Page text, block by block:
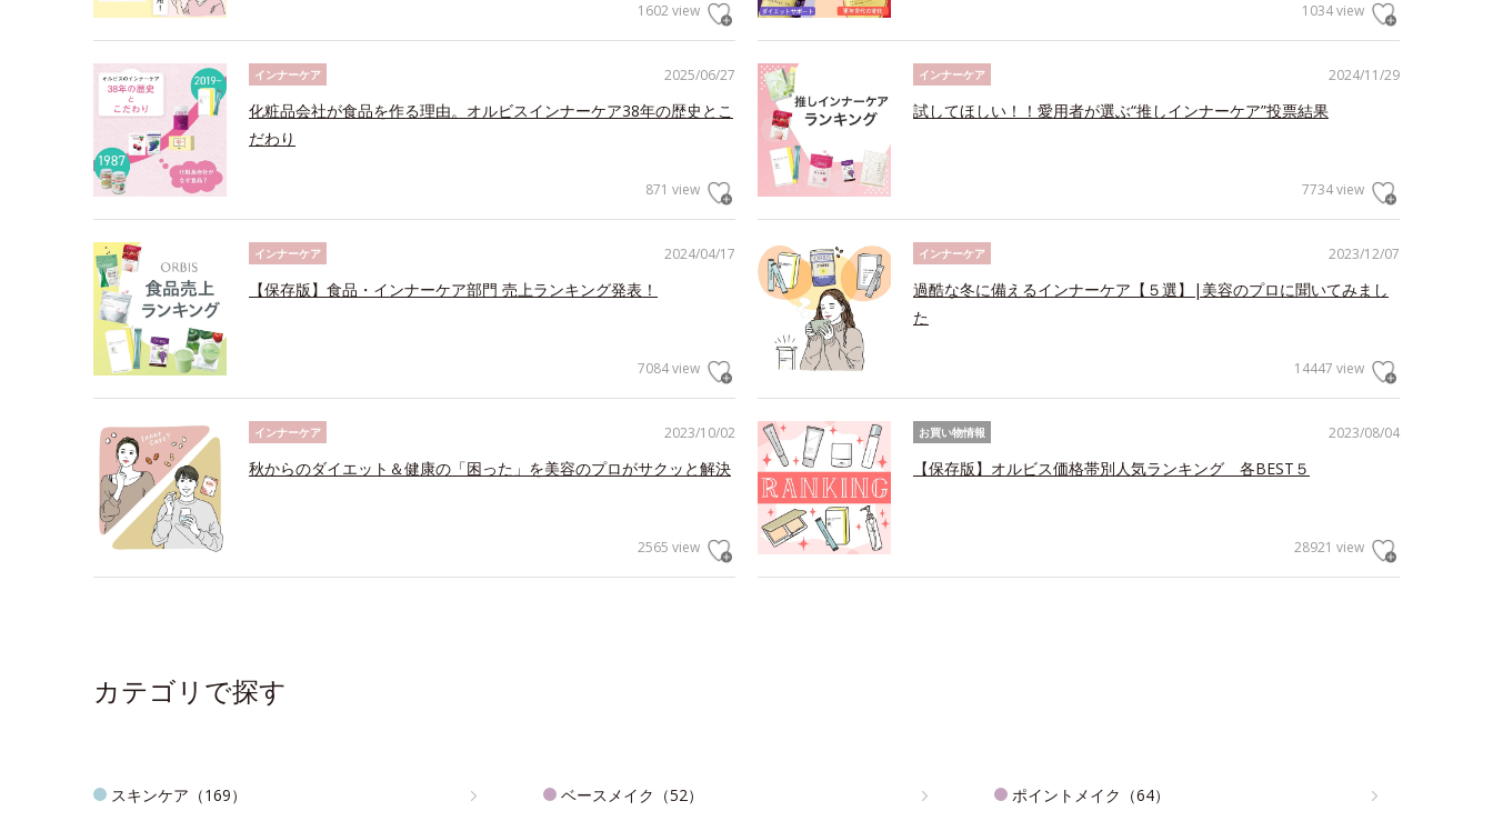
1602 view 1034 view
2025/06/27
インナーケア
化粧品会社が食品を作る理由。オルビスインナーケア38年の歴史とこ
だわり
871 view
2024/11/29
インナーケア
試してほしい！！愛用者が選ぶ“推しインナーケア”投票結果
7734 view
2024/04/17
インナーケア
【保存版】食品・インナーケア部門 売上ランキング発表！
7084 view
2023/12/07
インナーケア
過酷な冬に備えるインナーケア【５選】|美容のプロに聞いてみまし
た
14447 view
2023/10/02
インナーケア
秋からのダイエット＆健康の「困った」を美容のプロがサクッと解決
2565 view
2023/08/04
お買い物情報
【保存版】オルビス価格帯別人気ランキング 各BEST５
28921 view
カテゴリで探す
スキンケア（169） ベースメイク（52） ポイントメイク（64）